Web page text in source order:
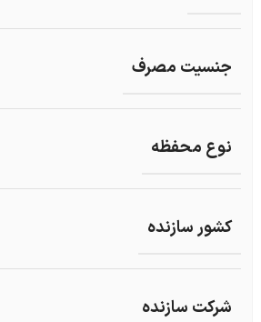
جنسیت مصرف
نوع محفظه
کشور سازنده
شرکت سازنده